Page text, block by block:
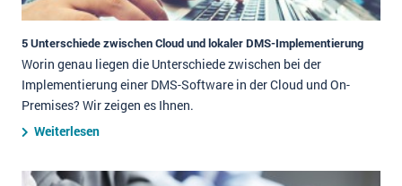
5 Unterschiede zwischen Cloud und lokaler DMS-Implementierung
Worin genau liegen die Unterschiede zwischen bei der
Implementierung einer DMS-Software in der Cloud und On-
Premises? Wir zeigen es Ihnen.
Weiterlesen